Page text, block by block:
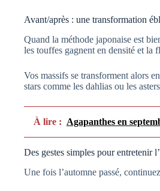
Avant/après : une transformation
Quand la méthode japonaise est
les touffes gagnent en densité et la
Vos massifs se transforment alors
stars comme les dahlias ou les
À lire : Agapanthes en
Des gestes simples pour entretenir
Une fois l’automne passé,